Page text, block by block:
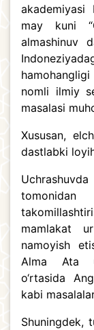
may kuni
almashinuv
nomli ilmiy
masalasi
Xususan,
dastlabki
mamlakat
namoyish
Alma Ata
o‘rtasida
kabi
Shuningdek,